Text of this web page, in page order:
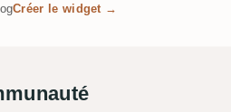
Créer le widget →